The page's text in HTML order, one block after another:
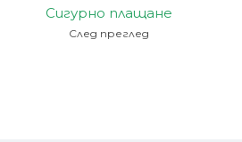
Сигурно плащане
След преглед